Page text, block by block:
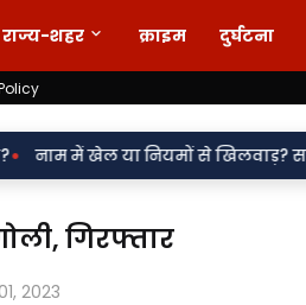
राज्य-शहर क्राइम दुर्घटना
नियमों से खिलवाड़? सरकारी
गिरफ्तार
2023